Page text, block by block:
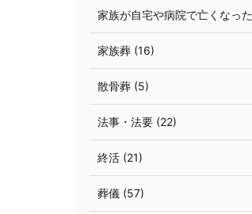
家族が自宅や病院で亡くなっ
家族葬 (16)
散骨葬 (5)
法事・法要 (22)
終活 (21)
葬儀 (57)